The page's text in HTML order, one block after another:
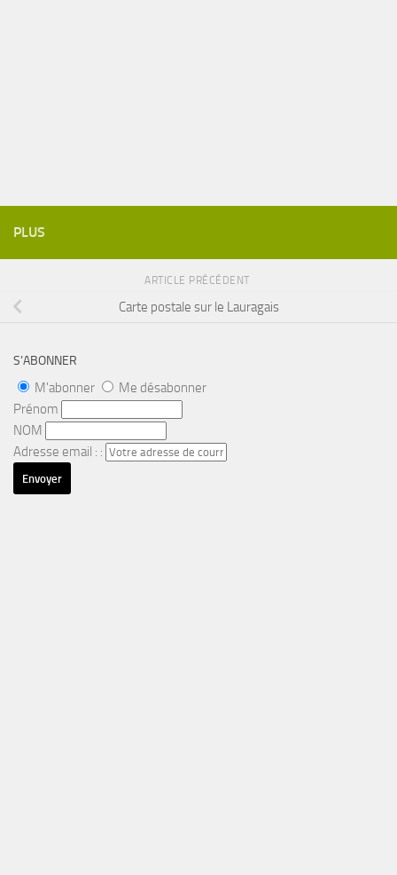
PLUS
ARTICLE PRÉCÉDENT
Carte postale sur le Lauragais
S’ABONNER
M'abonner
Me désabonner
Prénom
NOM
Adresse email : :